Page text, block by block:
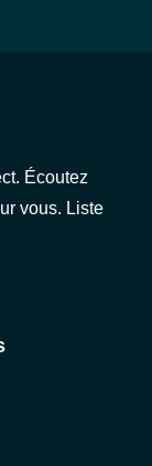
Écoutez
vous. Liste